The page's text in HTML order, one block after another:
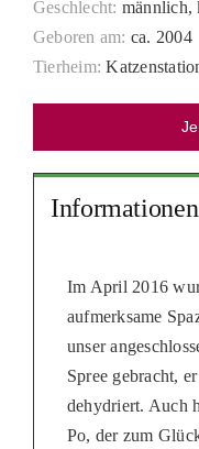
PATENSCHAFTEN
HELFER WERDEN
Geschlecht: männlich,
Geboren am: ca. 2004
Tierheim:
Informationen
Im April 2016
aufmerksame
unser
Spree gebracht,
dehydriert. Auch
Po, der zum